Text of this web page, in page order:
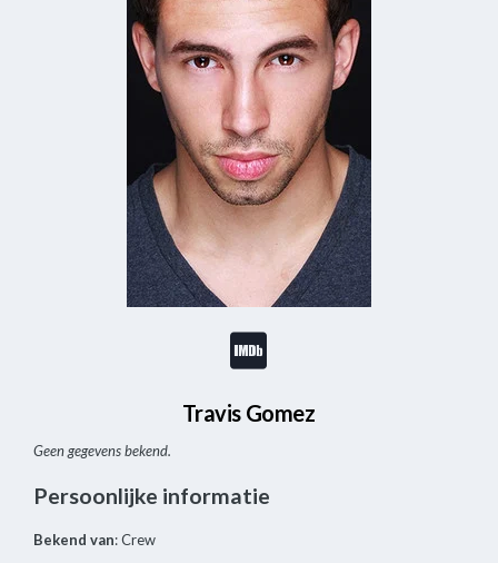
Travis Gomez
Geen gegevens bekend.
Persoonlijke informatie
Bekend van: Crew